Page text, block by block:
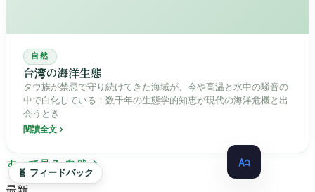
自然
台湾の海洋生態
タウ族が禁忌で守り続けてきた海域が、今や高温と水中の騒音の
中で白化している：数千年の生態学的知恵が現代の海洋危機と出
会うとき
閱讀全文
すべて見る 自然
🧬 フィードバック